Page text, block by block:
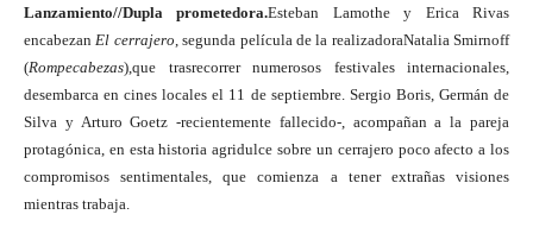
Lanzamiento//Dupla prometedora.Esteban Lamothe y Erica Rivas
encabezan El cerrajero , segunda película de la realizadoraNatalia Smirnoff
(Rompecabezas),que trasrecorrer numerosos festivales internacionales,
desembarca en cines locales el 11 de septiembre. Sergio Boris, Germán de
Silva y Arturo Goetz -recientemente fallecido-, acompañan a la pareja
protagónica, en esta historia agridulce sobre un cerrajero poco afecto a los
compromisos sentimentales, que comienza a tener extrañas visiones
mientras trabaja.